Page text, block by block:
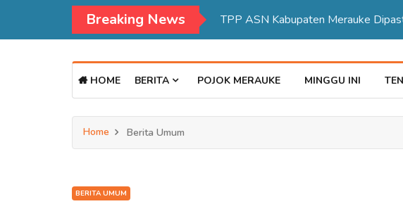
Breaking News
HOME BERITA POJOK MERAUKE MINGGU INI
Home Berita Umum
BERITA UMUM